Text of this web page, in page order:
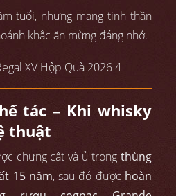
tuổi, nhưng mang tinh thần
khắc ăn mừng đáng nhớ.
tác – Khi whisky
thuật
chưng cất và ủ trongthùng
15 năm, sau đó được hoàn